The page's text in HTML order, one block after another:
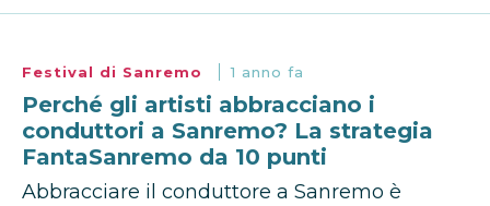
Festival di Sanremo 1 anno fa
Perché gli artisti abbracciano i
conduttori a Sanremo? La strategia
FantaSanremo da 10 punti
Abbracciare il conduttore a Sanremo è